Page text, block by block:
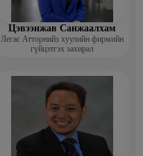
Цэвээнжав Санжаалхам
Легас Атторнийз хуулийн фирмийн
гүйцэтгэх захирал